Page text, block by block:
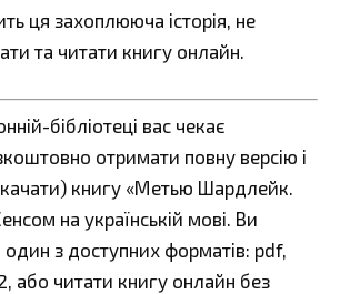
ця захоплююча історія, не
та читати книгу онлайн.
бібліотеці вас чекає
отримати повну версію і
книгу «Метью Шардлейк.
на українській мові. Ви
з доступних форматів: pdf,
або читати книгу онлайн без